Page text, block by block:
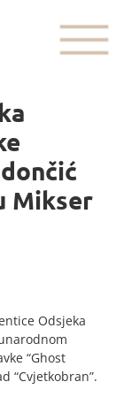
Mikser
Odsjeka
“Ghost
“Cvjetkobran”.